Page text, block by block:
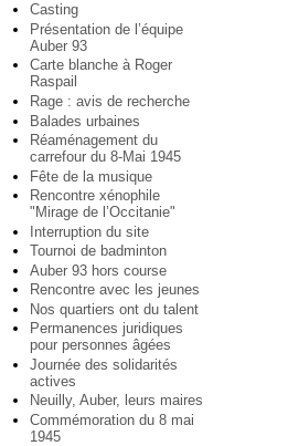
Casting
Présentation de l’équipe
Auber 93
Carte blanche à Roger
Raspail
Rage : avis de recherche
Balades urbaines
Réaménagement du
carrefour du 8-Mai 1945
Fête de la musique
Rencontre xénophile
"Mirage de l’Occitanie"
Interruption du site
Tournoi de badminton
Auber 93 hors course
Rencontre avec les jeunes
Nos quartiers ont du talent
Permanences juridiques
pour personnes âgées
Journée des solidarités
actives
Neuilly, Auber, leurs maires
Commémoration du 8 mai
1945